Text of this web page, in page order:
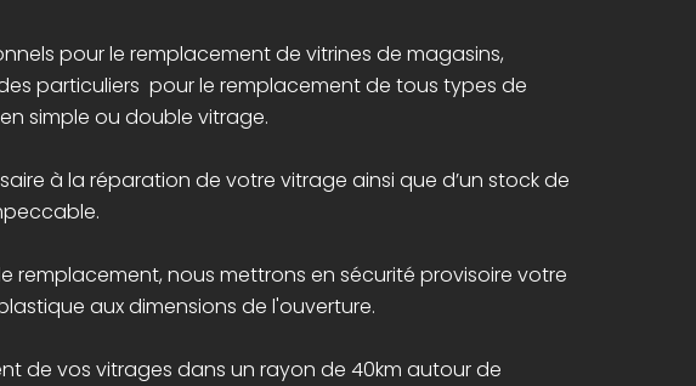
pour le remplacement de vitrines de magasins,
particuliers pour le remplacement de tous types de
simple ou double vitrage.
à la réparation de votre vitrage ainsi que d’un stock de
remplacement, nous mettrons en sécurité provisoire votre
aux dimensions de l'ouverture.
de vos vitrages dans un rayon de 40km autour de